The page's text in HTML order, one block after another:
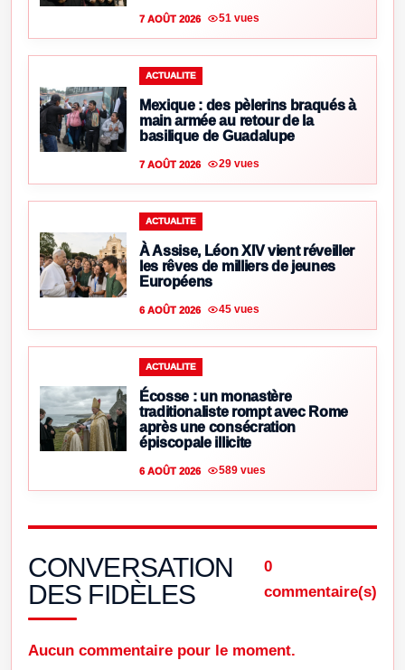
7 AOÛT 2026 51 vues
ACTUALITE
Mexique : des pèlerins braqués à
main armée au retour de la
basilique de Guadalupe
7 AOÛT 2026 29 vues
ACTUALITE
À Assise, Léon XIV vient réveiller
les rêves de milliers de jeunes
Européens
6 AOÛT 2026 45 vues
ACTUALITE
Écosse : un monastère
traditionaliste rompt avec Rome
après une consécration
épiscopale illicite
6 AOÛT 2026 589 vues
CONVERSATION
DES FIDÈLES
0
commentaire(s)
Aucun commentaire pour le moment.